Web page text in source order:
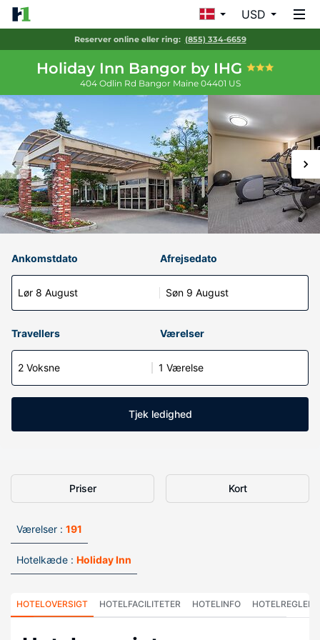
USD
Reserver online eller ring: (855) 334-6659
Holiday Inn Bangor by IHG
404 Odlin Rd Bangor Maine 04401 US
Ankomstdato
Lør 8 August
Afrejsedato
Søn 9 August
Travellers Værelser
2 Voksne 1 Værelse
Tjek ledighed
Priser Kort
Værelser : 191
Hotelkæde : Holiday Inn
HOTELOVERSIGT HOTELFACILITETER HOTELINFO HOTELREGLER